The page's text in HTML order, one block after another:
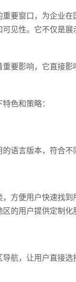
要窗口，为企业
见性。它不仅是
要影响，它直接
色和策略：
语言版本，符合不
方便用户快速找
的用户提供定制化
航，让用户直接选